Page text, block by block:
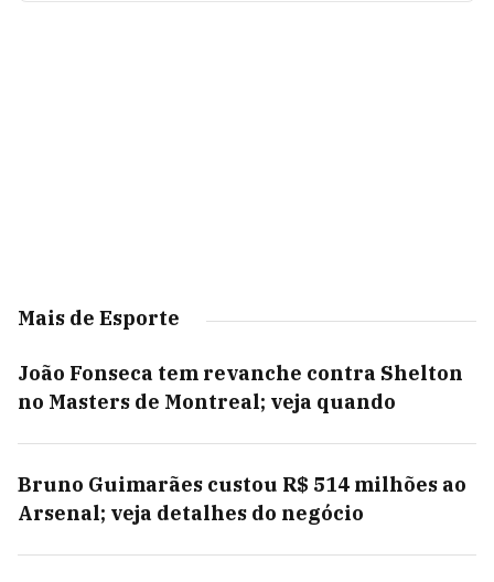
Mais de Esporte
João Fonseca tem revanche contra Shelton
no Masters de Montreal; veja quando
Bruno Guimarães custou R$ 514 milhões ao
Arsenal; veja detalhes do negócio